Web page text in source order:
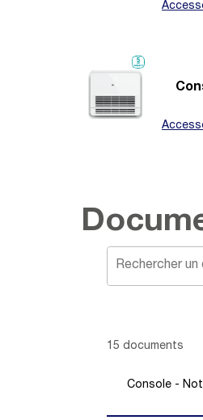
Showing 1 -15
15 documents
Console -